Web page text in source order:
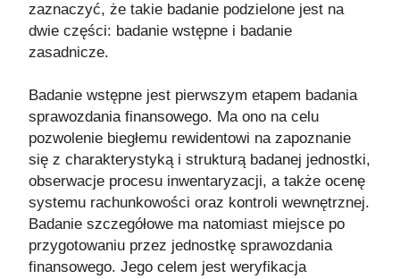
zaznaczyć, że takie badanie podzielone jest na
dwie części: badanie wstępne i badanie
zasadnicze.
Badanie wstępne jest pierwszym etapem badania
sprawozdania finansowego. Ma ono na celu
pozwolenie biegłemu rewidentowi na zapoznanie
się z charakterystyką i strukturą badanej jednostki,
obserwacje procesu inwentaryzacji, a także ocenę
systemu rachunkowości oraz kontroli wewnętrznej.
Badanie szczegółowe ma natomiast miejsce po
przygotowaniu przez jednostkę sprawozdania
finansowego. Jego celem jest weryfikacja